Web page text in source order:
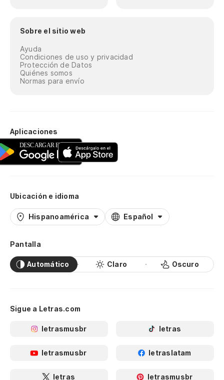
Sobre el sitio web
Ayuda
Condiciones de uso y privacidad
Protección de Datos
Quiénes somos
Normas para envío
Aplicaciones
Ubicación e idioma
Hispanoamérica Español
Pantalla
Automático Claro Oscuro
Sigue a Letras.com
letrasmusbr letras
letrasmusbr letraslatam
letras letrasmusbr